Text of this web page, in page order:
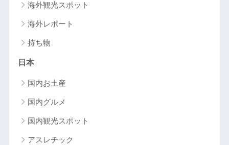
海外観光スポット
海外レポート
持ち物
日本
国内お土産
国内グルメ
国内観光スポット
アスレチック